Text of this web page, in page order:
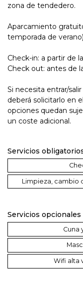
zona de tendedero.
Aparcamiento
temporada de
Check-in: a partir de
Check out: antes de
Si necesita entrar/
deberá solicitarlo en
opciones quedan
un coste adicional.
Servicios
Limpieza, cambio
Servicios opcionales
Cuna
Wifi alta